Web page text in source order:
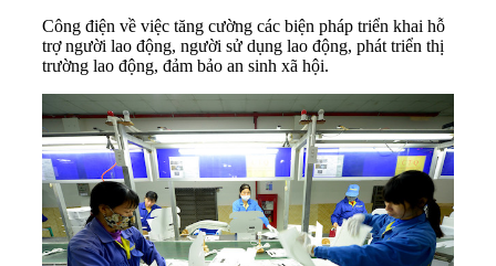
Công điện về việc tăng cường các biện pháp triển khai hỗ
trợ người lao động, người sử dụng lao động, phát triển thị
trường lao động, đảm bảo an sinh xã hội.